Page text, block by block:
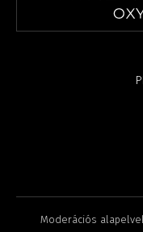
Moderációs